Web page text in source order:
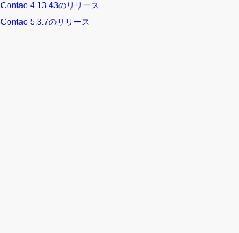
Contao 4.13.43のリリース
Contao 5.3.7のリリース